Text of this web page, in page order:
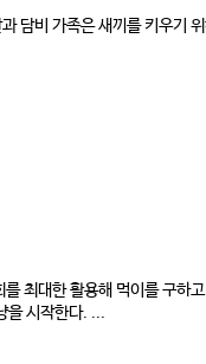
담비 가족은 새끼를 키우기
최대한 활용해 먹이를 구하
을 시작한다. ...